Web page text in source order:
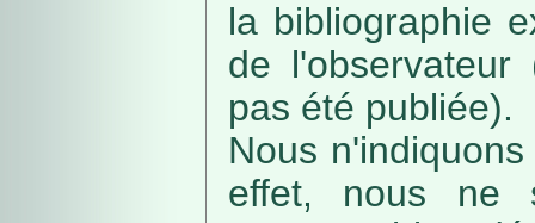
la bibliographie
de
pas été publiée).
Nous
effet, nous ne